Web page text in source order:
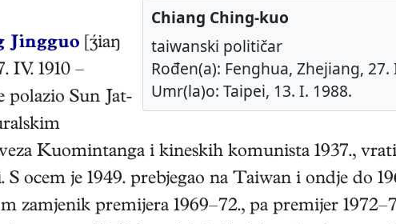
Chiang Ching-kuo
taiwanski političar
Rođen(a): Fenghua, Zhejiang, 27.
Umr(la)o: Taipei, 13. I. 1988.
Jingguo [iaŋ
IV. 1910 –
polazio Sun Jat-
Kuomintanga i kineskih komunista 1937.,
ocem je 1949. prebjegao na Taiwan i ondje do
zamjenik premijera 1969–72., pa premijer